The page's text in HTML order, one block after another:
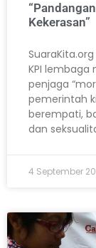
Kekerasan”
KPI
penjaga
pemerintah
berempati,
dan
4 September